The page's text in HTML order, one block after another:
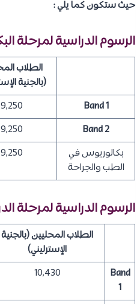
حيث ستكون كما يلي :
الرسوم الدراسية لمرحلة
الطلاب
(بالجنية
Band 1
9,250
Band 2
9,250
بكالوريوس في
الطب والجراحة
9,250
الرسوم الدراسية لمرحلة
الطلاب المحليين (بالجنية
الإسترليني)
Band
1
10,430